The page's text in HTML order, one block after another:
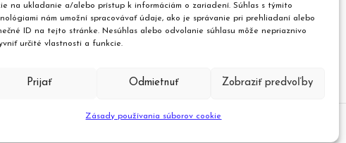
na ukladanie a/alebo prístup k informáciám o zariadení. Súhlas s týmito
nám umožní spracovávať údaje, ako je správanie pri prehliadaní alebo
ID na tejto stránke. Nesúhlas alebo odvolanie súhlasu môže nepriaznivo
určité vlastnosti a funkcie.
Prijať Odmietnuť Zobraziť predvoľby
Zásady používania súborov cookie